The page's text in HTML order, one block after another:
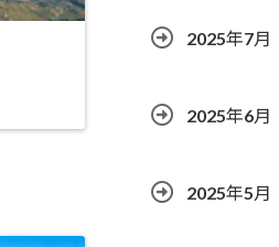
2025年7月
2025年6月
2025年5月